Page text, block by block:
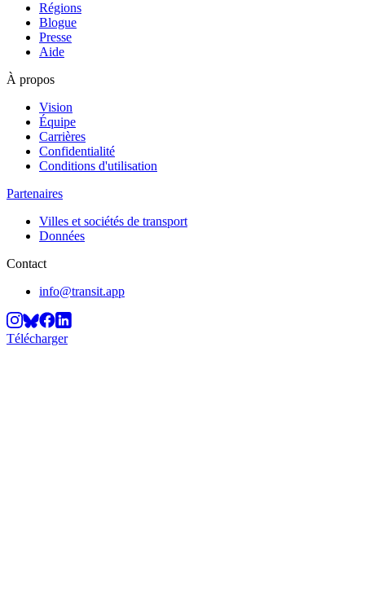
Régions
Blogue
Presse
Aide
À propos
Vision
Équipe
Carrières
Confidentialité
Conditions d'utilisation
Partenaires
Villes et sociétés de transport
Données
Contact
info@transit.app
Télécharger